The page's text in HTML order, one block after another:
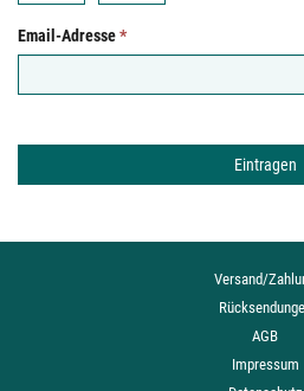
Email-Adresse*
Versand/
AGB
Impressum